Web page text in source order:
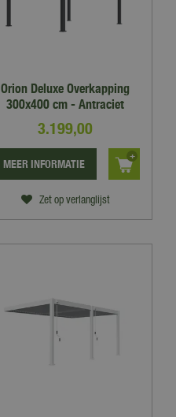
Orion Deluxe Overkapping
300x400 cm - Antraciet
3.199,00
Zet op verlanglijst
MEER INFORMATIE